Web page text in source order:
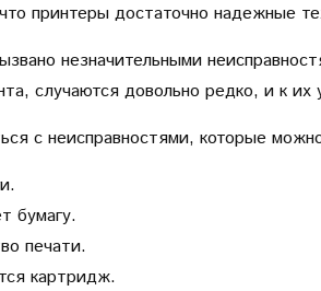
принтеры достаточно надежные
незначительными
случаются довольно редко, и к
с неисправностями, которые
бумагу.
печати.
картридж.